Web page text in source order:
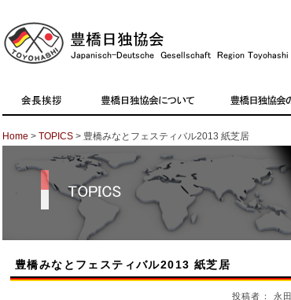
Home > TOPICS > 豊橋みなとフェスティバル2013 紙芝居
豊橋みなとフェスティバル2013 紙芝居
投稿者： 永